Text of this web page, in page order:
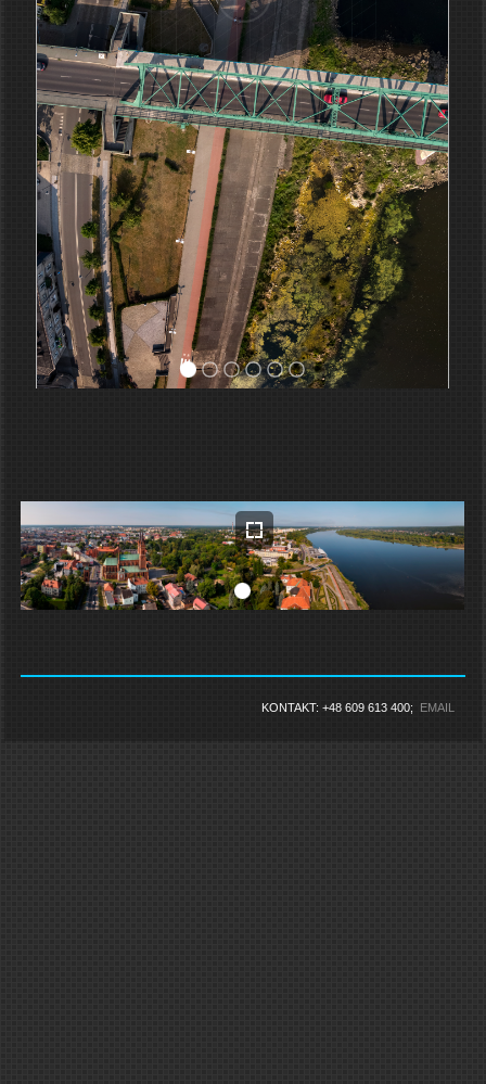
KONTAKT: +48 609 613 400; EMAIL